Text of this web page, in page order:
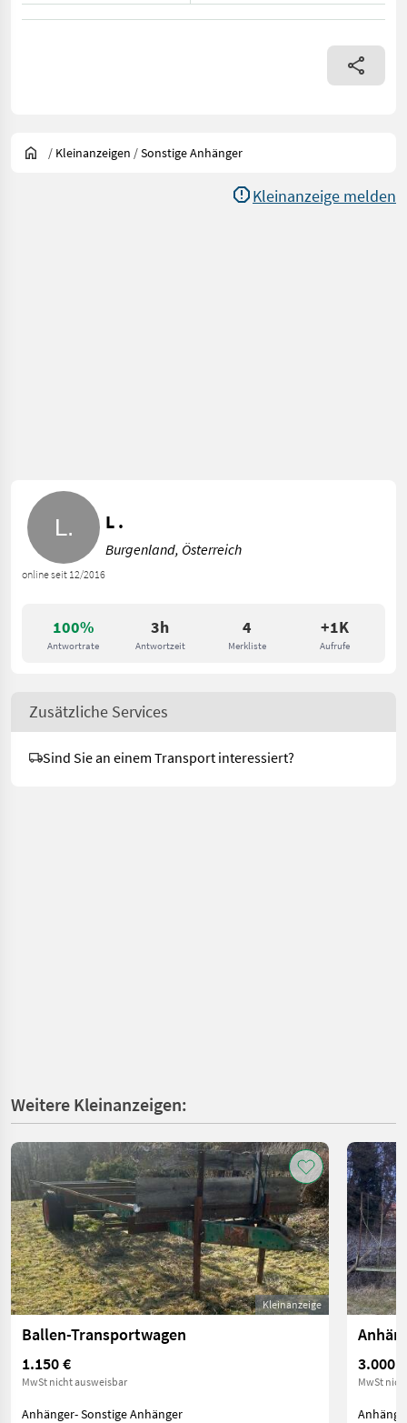
/ Kleinanzeigen /Sonstige Anhänger
Kleinanzeige melden
100%
Antwortrate
3h
Antwortzeit
4
Merkliste
+1K
Aufrufe
online seit 12/2016
L .
Burgenland, Österreich
Zusätzliche Services
Sind Sie an einem Transport interessiert?
Weitere Kleinanzeigen:
Kleinanzeige
Ballen-Transportwagen
1.150 €
MwSt nicht ausweisbar
Anhänger- Sonstige Anhänger
3.000 €
MwSt